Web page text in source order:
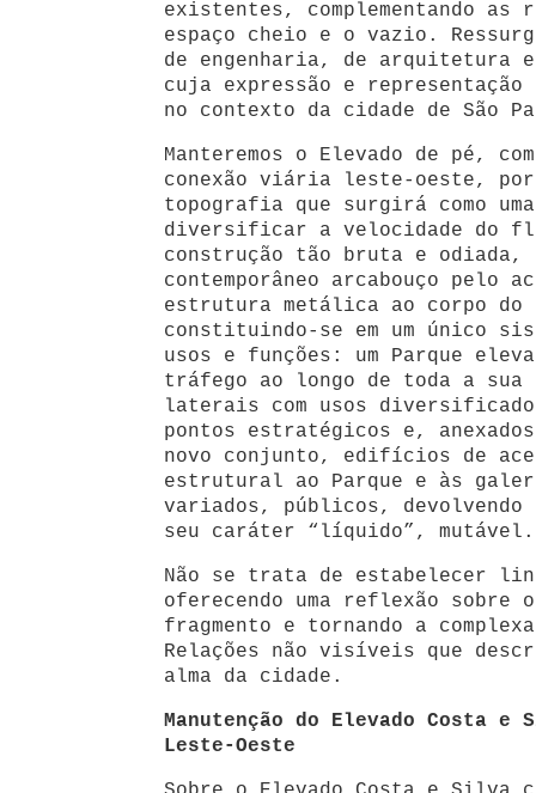
existentes, complementando as
espaço cheio e o vazio.
de engenharia, de arquitetura e
cuja expressão e
no contexto da cidade de São
Manteremos o Elevado de pé,
conexão viária leste-oeste,
topografia que surgirá como
diversificar a velocidade do
construção tão bruta e odiada,
contemporâneo arcabouço pelo
estrutura metálica ao corpo do
constituindo-se em um único
usos e funções: um Parque
tráfego ao longo de toda a sua
laterais com usos
pontos estratégicos e,
novo conjunto, edifícios de
estrutural ao Parque e às
variados, públicos, devolvendo
seu caráter “líquido”, mutável.
Não se trata de estabelecer
oferecendo uma reflexão
fragmento e tornando a
Relações não visíveis que
alma da cidade.
Manutenção do Elevado Costa e
Leste-Oeste